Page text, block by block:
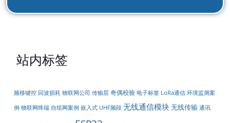
站内标签
频移键控 回波损耗 物联网公司 传输层 奇偶校验 电子标签 LoRa通信 环境监测案
例 物联网终端 自组网案例 嵌入式 UHF频段 无线通信模块无线传输 通讯